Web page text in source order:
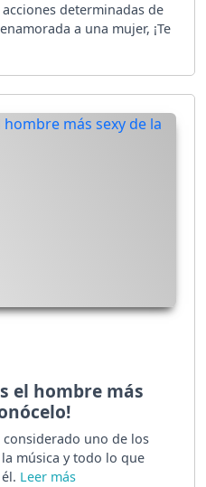
determinadas de
a una mujer, ¡Te
el hombre más
uno de los
música y todo lo que